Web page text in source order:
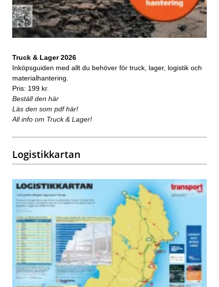
Truck & Lager 2026
Inköpsguiden med allt du behöver för truck, lager, logistik och
materialhantering.
Pris: 199 kr.
Beställ den här
Läs den som pdf här!
All info om Truck & Lager!
Logistikkartan